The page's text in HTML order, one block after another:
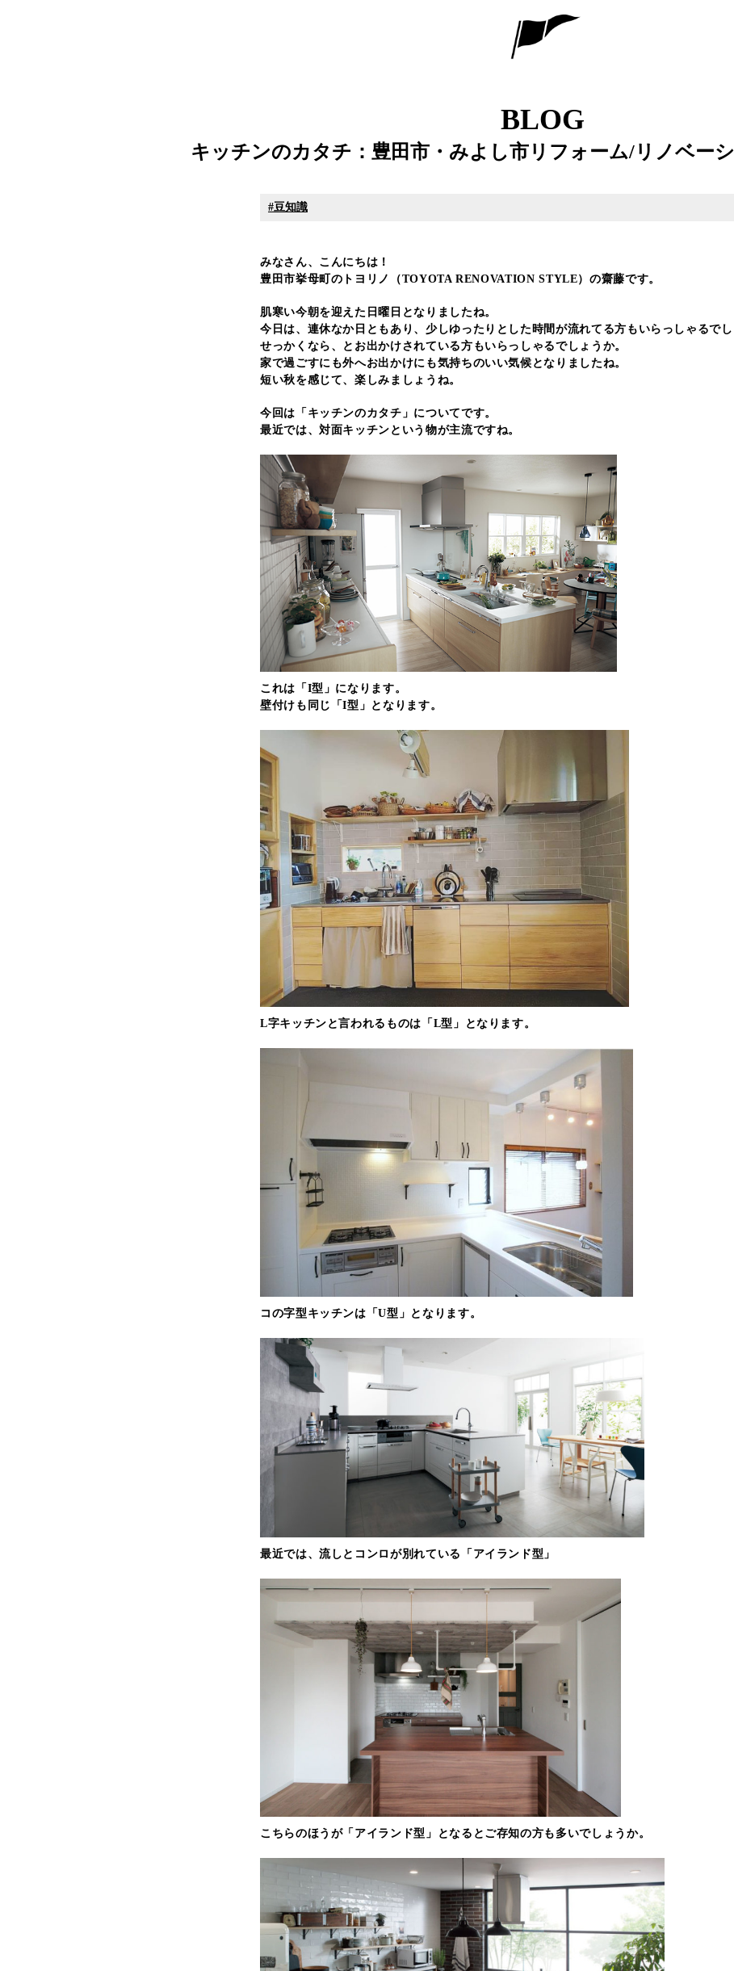
BLOG
キッチンのカタチ：豊田市・みよし市リフォーム/リノベー
豆知識
みなさん、こんにちは！
豊田市挙母町のトヨリノ（TOYOTA RENOVATION STYLE）の齋藤です。
肌寒い今朝を迎えた日曜日となりましたね。
今日は、連休なか日ともあり、少しゆったりとした時間が流れてる方もいらっしゃるでし
せっかくなら、とお出かけされている方もいらっしゃるでしょうか。
家で過ごすにも外へお出かけにも気持ちのいい気候となりましたね。
短い秋を感じて、楽しみましょうね。
今回は「キッチンのカタチ」についてです。
最近では、対面キッチンという物が主流ですね。
これは「I型」になります。
壁付けも同じ「I型」となります。
L字キッチンと言われるものは「L型」となります。
コの字型キッチンは「U型」となります。
最近では、流しとコンロが別れている「アイランド型」
こちらのほうが「アイランド型」となるとご存知の方も多いでしょうか。